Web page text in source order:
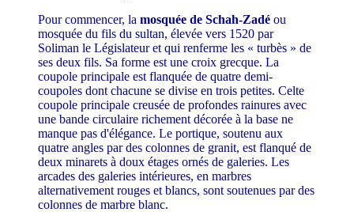
Pour commencer, la mosquée de Schah-Zadé ou
mosquée du fils du sultan, élevée vers 1520 par
Soliman le Législateur et qui renferme les « turbès » de
ses deux fils. Sa forme est une croix grecque. La
coupole principale est flanquée de quatre demi-
coupoles dont chacune se divise en trois petites. Celte
coupole principale creusée de profondes rainures avec
une bande circulaire richement décorée à la base ne
manque pas d'élégance. Le portique, soutenu aux
quatre angles par des colonnes de granit, est flanqué de
deux minarets à doux étages ornés de galeries. Les
arcades des galeries intérieures, en marbres
alternativement rouges et blancs, sont soutenues par des
colonnes de marbre blanc.